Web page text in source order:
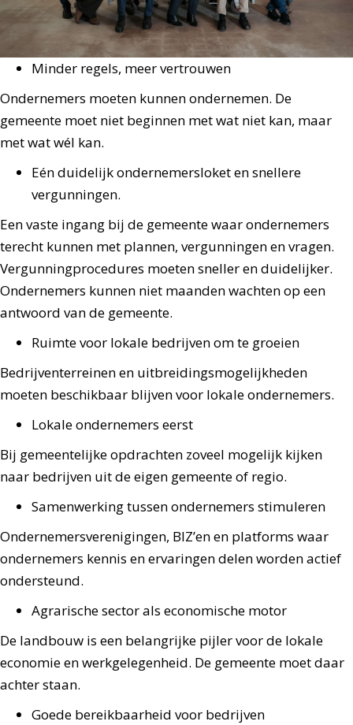
Minder regels, meer vertrouwen
Ondernemers moeten kunnen ondernemen. De
gemeente moet niet beginnen met wat niet kan, maar
met wat wél kan.
Eén duidelijk ondernemersloket en snellere
vergunningen.
Een vaste ingang bij de gemeente waar ondernemers
terecht kunnen met plannen, vergunningen en vragen.
Vergunningprocedures moeten sneller en duidelijker.
Ondernemers kunnen niet maanden wachten op een
antwoord van de gemeente.
Ruimte voor lokale bedrijven om te groeien
Bedrijventerreinen en uitbreidingsmogelijkheden
moeten beschikbaar blijven voor lokale ondernemers.
Lokale ondernemers eerst
Bij gemeentelijke opdrachten zoveel mogelijk kijken
naar bedrijven uit de eigen gemeente of regio.
Samenwerking tussen ondernemers stimuleren
Ondernemersverenigingen, BIZ’en en platforms waar
ondernemers kennis en ervaringen delen worden actief
ondersteund.
Agrarische sector als economische motor
De landbouw is een belangrijke pijler voor de lokale
economie en werkgelegenheid. De gemeente moet daar
achter staan.
Goede bereikbaarheid voor bedrijven